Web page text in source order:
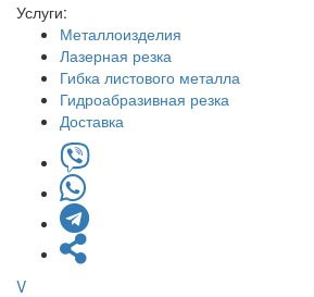
Услуги:
Металлоизделия
Лазерная резка
Гибка листового металла
Гидроабразивная резка
Доставка
V